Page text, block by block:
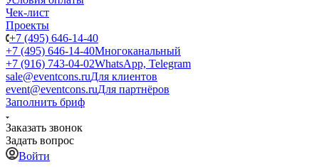
Чек-лист
Проекты
+7 (495) 646-14-40
+7 (495) 646-14-40Многоканальный
+7 (916) 743-04-02WhatsApp, Telegram
sale@eventcons.ruДля клиентов
event@eventcons.ruДля партнёров
Заполнить бриф
Заказать звонок
Задать вопрос
Войти